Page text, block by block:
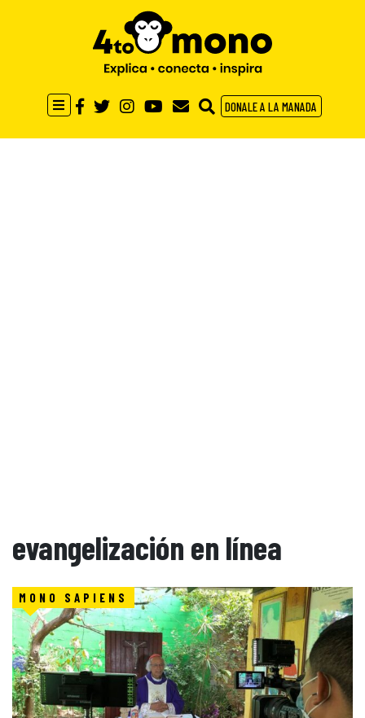
DONALE A LA MANADA
evangelización en línea
MONO SAPIENS